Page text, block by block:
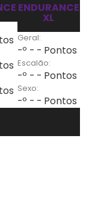
ENDURANCE
XL
Geral:
-º - - Pontos
Escalão:
-º - - Pontos
Sexo:
-º - - Pontos